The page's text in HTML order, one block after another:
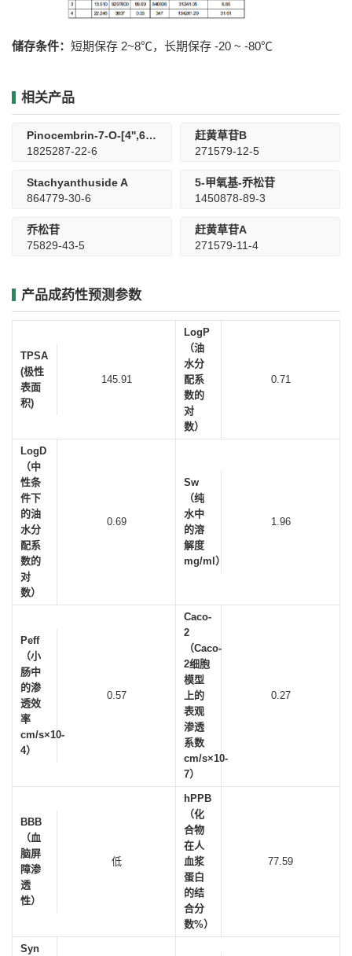
储存条件： 短期保存 2~8℃，长期保存 -20 ~ -80℃
相关产品
Pinocembrin-7-O-[4'',6''-HHDP]-β-glucose
1825287-22-6
赶黄草苷B
271579-12-5
Stachyanthuside A
864779-30-6
5-甲氧基-乔松苷
1450878-89-3
乔松苷
75829-43-5
赶黄草苷A
271579-11-4
产品成药性预测参数
TPSA
(极性
表面
积)
145.91
LogP
（油
水分
配系
数的
对
数）
0.71
LogD
（中
性条
件下
的油
水分
配系
数的
对
数）
0.69
Sw
（纯
水中
的溶
解度
mg/ml）
1.96
Peff
（小
肠中
的渗
透效
率
cm/s×10-
4）
0.57
Caco-
2
（Caco-
2细胞
模型
上的
表观
渗透
系数
cm/s×10-
7）
0.27
BBB
（血
脑屏
障渗
透
性）
低
hPPB
（化
合物
在人
血浆
蛋白
的结
合分
数%）
77.59
Syn